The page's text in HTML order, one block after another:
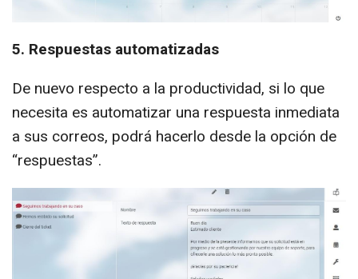
5. Respuestas automatizadas
De nuevo respecto a la productividad, si lo que
necesita es automatizar una respuesta inmediata
a sus correos, podrá hacerlo desde la opción de
“respuestas”.